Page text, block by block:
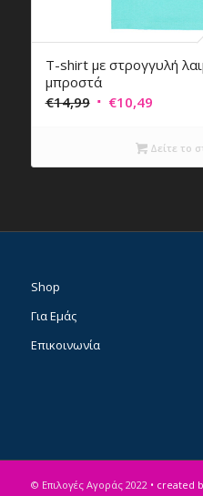
T-shirt με στρογγυλή
μπροστά
€14,99 Original
€14,99.
€10,49Η
τιμή
είναι:
Δείτε το
Shop
Για Εμάς
Επικοινωνία
© Επιλογές Αγοράς 2022 • created